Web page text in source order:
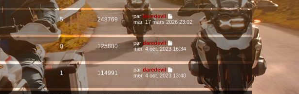
5 248769 pardaredevil
mar. 17 mars 2026 23:02
0 125880 par daredevil
mer. 4 oct. 2023 16:34
1 114991 par daredevil
mer. 4 oct. 2023 13:40